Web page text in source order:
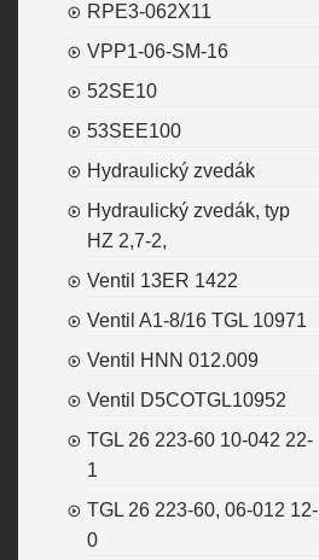
RPE3-062X11
VPP1-06-SM-16
52SE10
53SEE100
Hydraulický zvedák
Hydraulický zvedák, typ
HZ 2,7-2,
Ventil 13ER 1422
Ventil A1-8/16 TGL 10971
Ventil HNN 012.009
Ventil D5COTGL10952
TGL 26 223-60 10-042 22-
1
TGL 26 223-60, 06-012 12-
0